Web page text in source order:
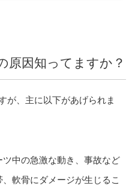
原因知ってますか？
が、主に以下があげられま
中の急激な動き、事故など
軟骨にダメージが生じるこ